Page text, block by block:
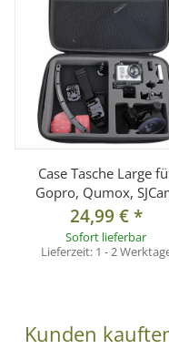
Aussenmaße (LxBxH):
Farbe: schwarz
Kompatibel zu:
GoPro Hero5 / 4 / 3+ / 3 /
QumoxSJ4000 / SJ4000
SJCamSJ4000 / SJ4000
SJ5000 / SJ5000
*Lieferung erfolgt ohne
Case Tasche Large
Gopro, Qumox,
24,99 €*
Sofort lieferbar
Lieferzeit: 1 - 2
Kunden